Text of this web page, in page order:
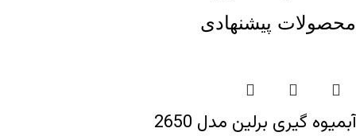
محصولات پیشنهادی
آبمیوه گیری برلین مدل 2650